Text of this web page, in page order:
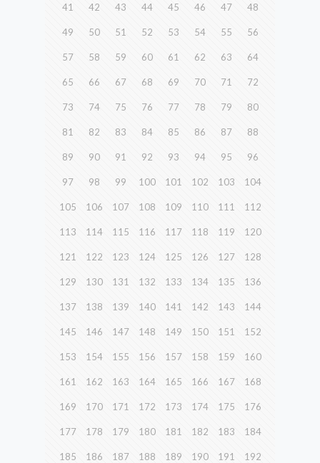
41 42 43 44 45 46 47 48
49 50 51 52 53 54 55 56
57 58 59 60 61 62 63 64
65 66 67 68 69 70 71 72
73 74 75 76 77 78 79 80
81 82 83 84 85 86 87 88
89 90 91 92 93 94 95 96
97 98 99 100 101 102 103 104
105 106 107 108 109 110 111 112
113 114 115 116 117 118 119 120
121 122 123 124 125 126 127 128
129 130 131 132 133 134 135 136
137 138 139 140 141 142 143 144
145 146 147 148 149 150 151 152
153 154 155 156 157 158 159 160
161 162 163 164 165 166 167 168
169 170 171 172 173 174 175 176
177 178 179 180 181 182 183 184
185 186 187 188 189 190 191 192